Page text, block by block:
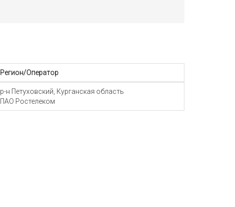
Регион/Оператор
р-н Петуховский, Курганская область
ПАО Ростелеком